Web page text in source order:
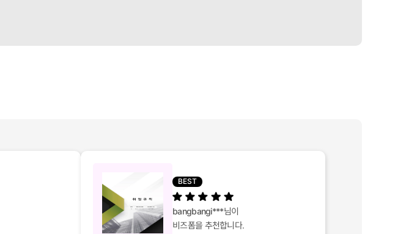
BEST
bangbangi***님이
비즈폼을 추천합니다.